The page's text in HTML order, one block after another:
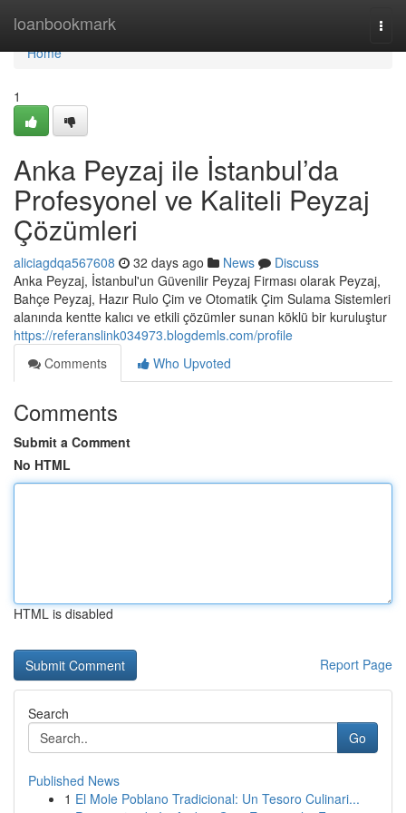
loanbookmark
Home
Home
1
Anka Peyzaj ile İstanbul’da
Profesyonel ve Kaliteli Peyzaj
Çözümleri
aliciagdqa567608 32 days ago News
Discuss
Anka Peyzaj, İstanbul'un Güvenilir Peyzaj Firması olarak Peyzaj,
Bahçe Peyzaj, Hazır Rulo Çim ve Otomatik Çim Sulama Sistemleri
alanında kentte kalıcı ve etkili çözümler sunan köklü bir kuruluştur
https://referanslink034973.blogdemls.com/profile
Comments
Who Upvoted
Comments
Submit a Comment
No HTML
HTML is disabled
Report Page
Search
Go
Published News
1 El Mole Poblano Tradicional: Un Tesoro Culinari...